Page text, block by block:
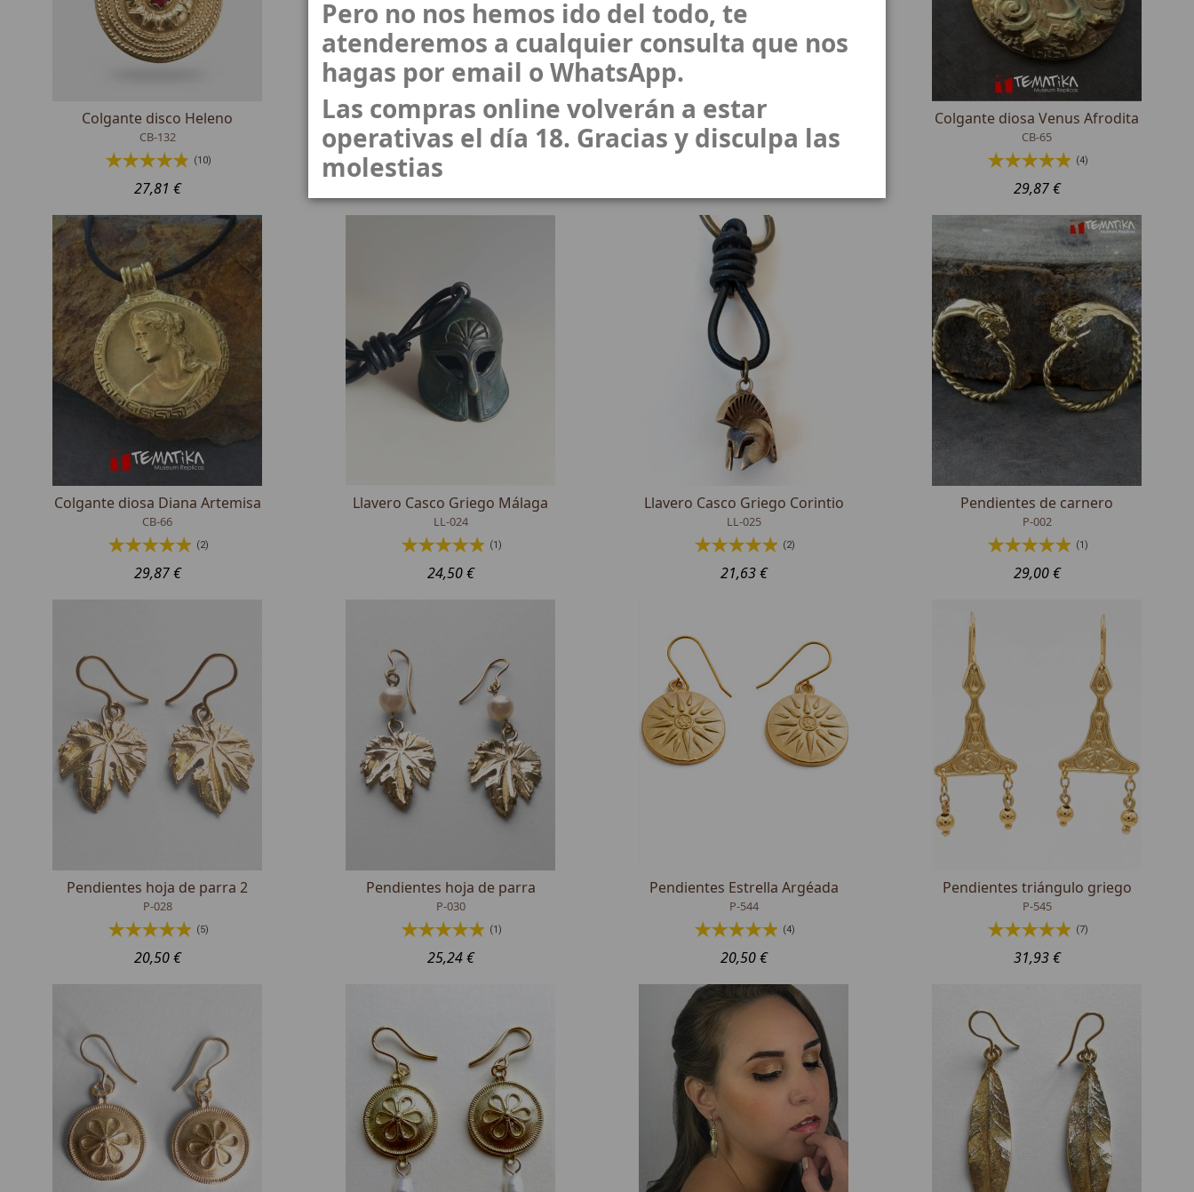
Colgante disco Heleno
CB-132
(10)
27,81 €
Amuleto Falo Búho
CB-48
Colgante Casco Corintio
CB-55
Colgante diosa Venus Afrodita
CB-65
(4)
29,87 €
Colgante diosa Diana Artemisa
CB-66
(2)
29,87 €
Llavero Casco Griego Málaga
LL-024
(1)
24,50 €
Llavero Casco Griego Corintio
LL-025
(2)
21,63 €
Pendientes de carnero
P-002
(1)
29,00 €
Pendientes hoja de parra 2
P-028
(5)
20,50 €
Pendientes hoja de parra
P-030
(1)
25,24 €
Pendientes Estrella Argéada
P-544
(4)
20,50 €
Pendientes triángulo griego
P-545
(7)
31,93 €
Pero no nos hemos ido del todo, te
atenderemos a cualquier consulta que nos
hagas por email o WhatsApp.
Las compras online volverán a estar
operativas el día 18. Gracias y disculpa las
molestias